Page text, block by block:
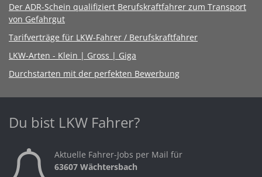
Der ADR-Schein qualifiziert Berufskraftfahrer zum Transport
von Gefahrgut
Tarifverträge für LKW-Fahrer / Berufskraftfahrer
LKW-Arten - Klein | Gross | Giga
Durchstarten mit der perfekten Bewerbung
Du bist LKW Fahrer?
Aktuelle Fahrer-Jobs per Mail für
63607 Wächtersbach